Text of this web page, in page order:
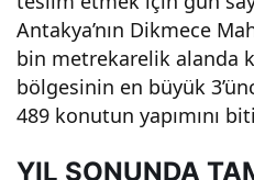
Antakya’nın Dikmece
bin metrekarelik alanda
bölgesinin en büyük
489 konutun yapımını
YIL SONUNDA
atılı
yor!